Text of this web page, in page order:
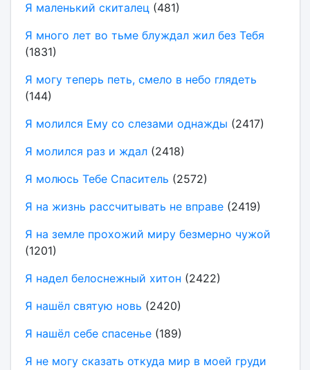
Я маленький скиталец(481)
Я много лет во тьме блуждал жил без Тебя
(1831)
Я могу теперь петь, смело в небо глядеть
(144)
Я молился Ему со слезами однажды (2417)
Я молился раз и ждал(2418)
Я молюсь Тебе Спаситель (2572)
Я на жизнь рассчитывать не вправе(2419)
Я на земле прохожий миру безмерно чужой
(1201)
Я надел белоснежный хитон (2422)
Я нашёл святую новь (2420)
Я нашёл себе спасенье(189)
Я не могу сказать откуда мир в моей груди